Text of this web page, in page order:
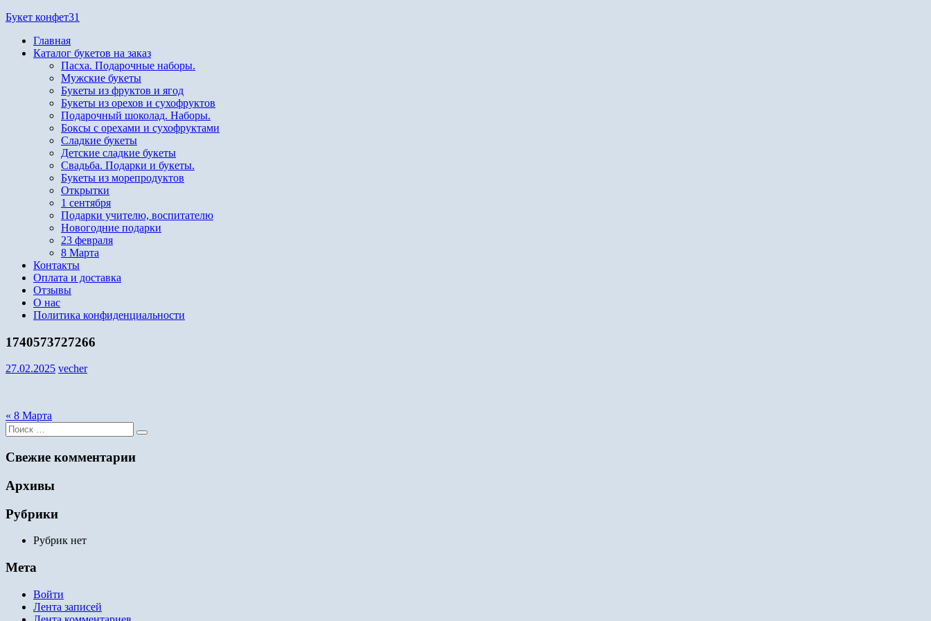
Перейти
содержимому
Букет конфет31
Главная
Каталог букетов на заказ
Пасха. Подарочные наборы.
Мужские букеты
Букеты из фруктов и ягод
Букеты из орехов и сухофруктов
Подарочный шоколад. Наборы.
Боксы с орехами и сухофруктами
Сладкие букеты
Детские сладкие букеты
Свадьба. Подарки и букеты.
Букеты из морепродуктов
Открытки
1 сентября
Подарки учителю, воспитателю
Новогодние подарки
23 февраля
8 Марта
Контакты
Оплата и доставка
Отзывы
О нас
Политика конфиденциальности
1740573727266
27.02.2025 vecher
Навигация
по
записям
« 8 Марта
Поиск
для:
Свежие комментарии
Архивы
Рубрики
Рубрик нет
Мета
Войти
Лента записей